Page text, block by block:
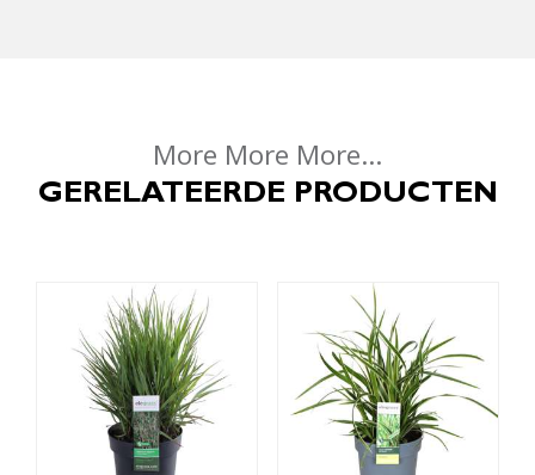
More More More...
GERELATEERDE PRODUCTEN